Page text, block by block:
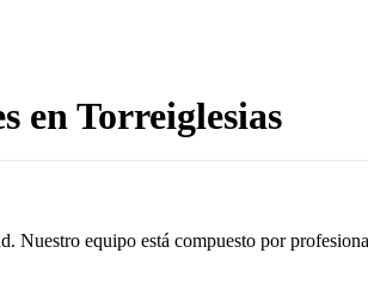
en Torreiglesias
Nuestro equipo está compuesto por